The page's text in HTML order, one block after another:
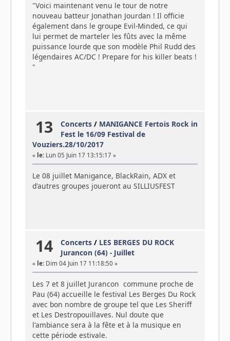
"Voici maintenant venu le tour de notre
nouveau batteur Jonathan Jourdan ! Il officie
également dans le groupe Evil-Minded, ce qui
lui permet de marteler les fûts avec la même
puissance lourde que son modèle Phil Rudd des
légendaires AC/DC ! Prepare for his killer beats !
"
13 Concerts / MANIGANCE Fertois Rock in
Fest le 16/09 Festival de
Vouziers.28/10/2017
« le:Lun 05 Juin 17 13:15:17 »
Le 08 juillet Manigance, BlackRain, ADX et
d'autres groupes joueront au SILLIUSFEST
14 Concerts / LES BERGES DU ROCK
Jurancon (64) - Juillet
« le:Dim 04 Juin 17 11:18:50 »
Les 7 et 8 juillet Jurancon commune proche de
Pau (64) accueille le festival Les Berges Du Rock
avec bon nombre de groupe tel que Les Sheriff
et Les Destropouillaves. Nul doute que
l'ambiance sera à la fête et à la musique en
cette période estivale.